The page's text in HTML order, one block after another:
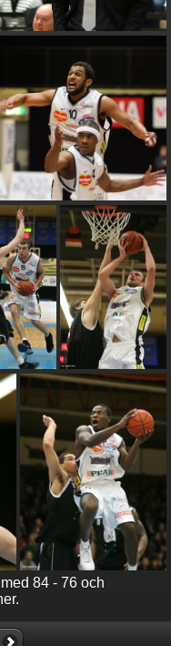
84 - 76 och